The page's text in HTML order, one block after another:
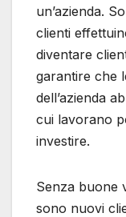
un’azienda.
clienti
diventare
garantire che
dell’azienda
cui lavorano
investire.
Senza buone
sono nuovi